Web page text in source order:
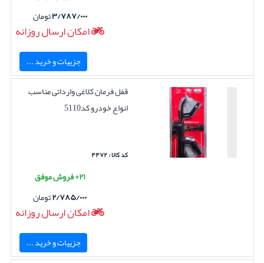
۳/۷۸۷/۰۰۰تومان
امکان ارسال روزانه
جزییات و خرید ...
قفل فرمان کلاغی وارداتی مناسب
انواع خودرو کد5110
کد کالا : ۴۴۷۲
۲۱+ فروش موفق
۲/۷۸۵/۰۰۰تومان
امکان ارسال روزانه
جزییات و خرید ...